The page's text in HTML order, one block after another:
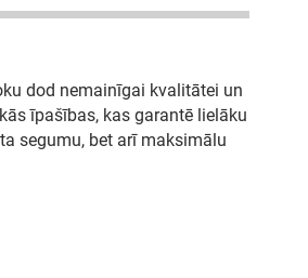
dod nemainīgai kvalitātei un
īpašības, kas garantē lielāku
segumu, bet arī maksimālu